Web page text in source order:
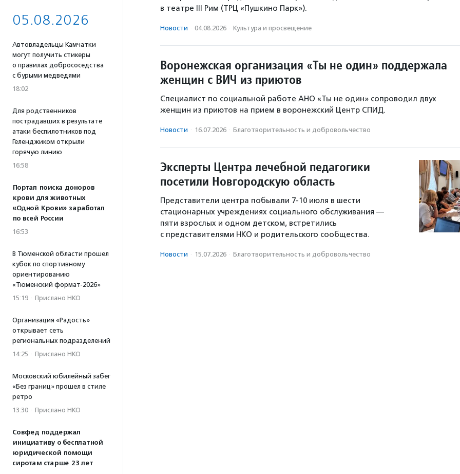
05.08.2026
Автовладельцы Камчатки
могут получить стикеры
о правилах добрососедства
с бурыми медведями
18:02
Для родственников
пострадавших в результате
атаки беспилотников под
Геленджиком открыли
горячую линию
16:58
Портал поиска доноров
крови для животных
«Одной Крови» заработал
по всей России
16:53
В Тюменской области прошел
кубок по спортивному
ориентированию
«Тюменский формат-2026»
15:19 · Прислано НКО
Организация «Радость»
открывает сеть
региональных подразделений
14:25 · Прислано НКО
Московский юбилейный забег
«Без границ» прошел в стиле
ретро
13:30 · Прислано НКО
Совфед поддержал
инициативу о бесплатной
юридической помощи
сиротам старше 23 лет
в театре III Рим (ТРЦ «Пушкино Парк»).
Новости · 04.08.2026 · Культура и просвещение
Воронежская организация «Ты не один» поддержала
женщин с ВИЧ из приютов
Специалист по социальной работе АНО «Ты не один» сопроводил двух
женщин из приютов на прием в воронежский Центр СПИД.
Новости · 16.07.2026 · Благотвори­тель­ность и доброволь­чест­во
Эксперты Центра лечебной педагогики
посетили Новгородскую область
Представители центра побывали 7-10 июля в шести
стационарных учреждениях социального обслуживания —
пяти взрослых и одном детском, встретились
с представителями НКО и родительского сообщества.
Новости · 15.07.2026 · Благотвори­тель­ность и доброволь­чест­во